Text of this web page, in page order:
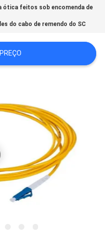
ótica feitos sob encomenda de
do cabo de remendo do SC